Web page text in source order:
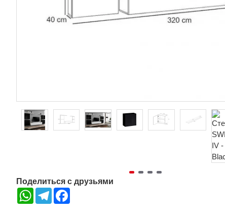
Поделиться с друзьями
WhatsAppTelegram